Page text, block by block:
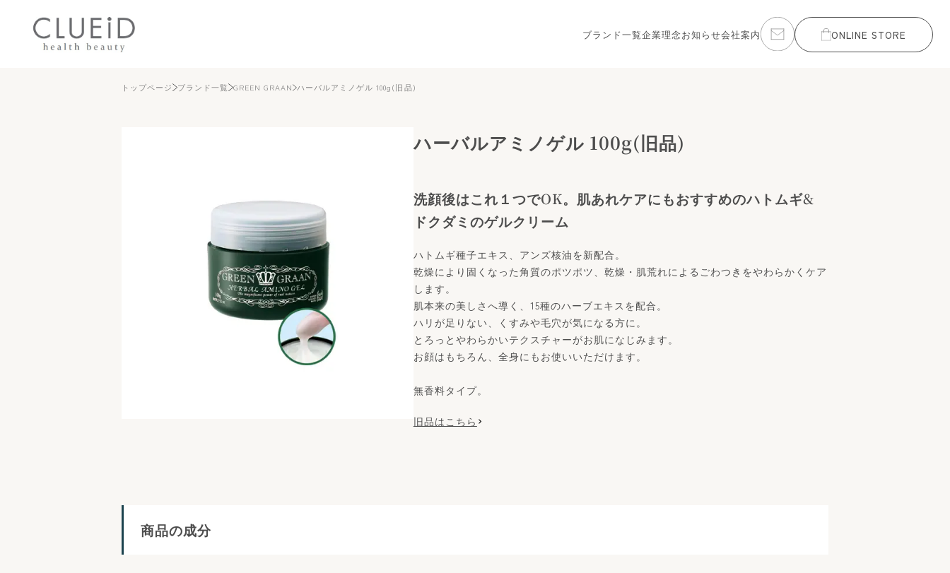
ブランド一覧企業理念お知らせ会社案内 ONLINE STORE
トップページ ブランド一覧 GREEN GRAAN ハーバルアミノゲル 100g(旧品)
ハーバルアミノゲル 100g(旧品)
洗顔後はこれ１つでOK。肌あれケアにもおすすめのハトムギ&
ドクダミのゲルクリーム
ハトムギ種子エキス、アンズ核油を新配合。
乾燥により固くなった角質のポツポツ、乾燥・肌荒れによるごわつきをやわらかくケア
します。
肌本来の美しさへ導く、15種のハーブエキスを配合。
ハリが足りない、くすみや毛穴が気になる方に。
とろっとやわらかいテクスチャーがお肌になじみます。
お顔はもちろん、全身にもお使いいただけます。
無香料タイプ。
旧品はこちら
商品の成分